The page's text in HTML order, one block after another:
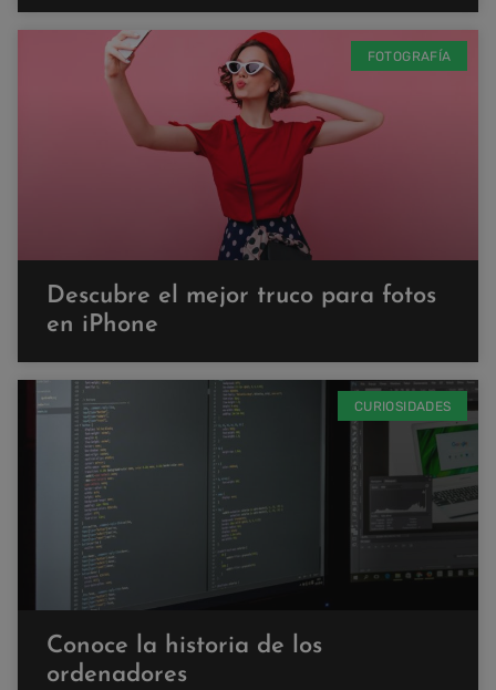
FOTOGRAFÍA
Descubre el mejor truco para fotos
en iPhone
CURIOSIDADES
Conoce la historia de los
ordenadores